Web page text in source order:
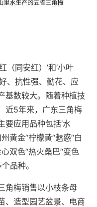
（同安红）’和‘小叶
、抗性强、勤花、应
基数较大。随着种植技
近5年来，广东三角梅
要应用品种包括‘水
黄金’‘柠檬黄’‘魅惑’‘白
心双色’‘热火桑巴’‘变色
品种。
角梅销售以小枝条母
、造型园艺盆景、电商